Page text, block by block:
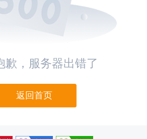
歉，服务器出错了
返回首页